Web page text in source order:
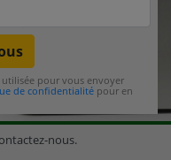
pour vous envoyer
de confidentialité pour en
nous.